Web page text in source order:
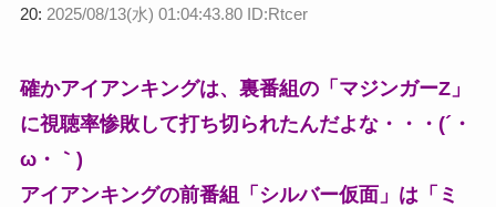
20: 2025/08/13(水) 01:04:43.80 ID:Rtcer
確かアイアンキングは、裏番組の「マジンガーZ」
に視聴率惨敗して打ち切られたんだよな・・・(´・
ω・｀)
アイアンキングの前番組「シルバー仮面」は「ミ